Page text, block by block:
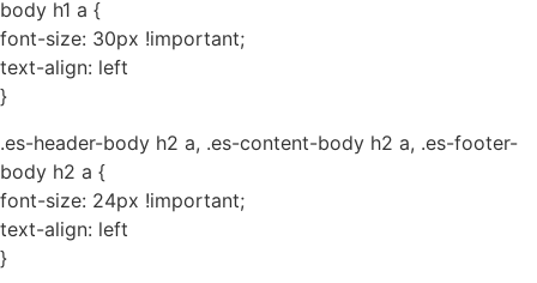
body h1 a {
font-size: 30px !important;
text-align: left
}
.es-header-body h2 a, .es-content-body h2 a, .es-footer-
body h2 a {
font-size: 24px !important;
text-align: left
}